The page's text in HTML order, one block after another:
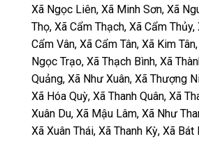
Xã Ngọc Liên, Xã Minh Sơn, Xã
Thọ, Xã Cẩm Thạch, Xã Cẩm Thủy,
Cẩm Vân, Xã Cẩm Tân, Xã Kim
Ngọc Trạo, Xã Thạch Bình, Xã
Quảng, Xã Như Xuân, Xã Thượng
Xã Hóa Quỳ, Xã Thanh Quân, Xã
Xuân Du, Xã Mậu Lâm, Xã Như
Xã Xuân Thái, Xã Thanh Kỳ, Xã Bát